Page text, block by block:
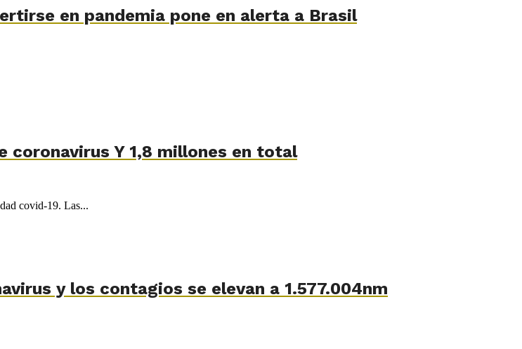
en pandemia pone en alerta a Brasil
coronavirus Y 1,8 millones en total
covid-19. Las...
y los contagios se elevan a 1.577.004nm